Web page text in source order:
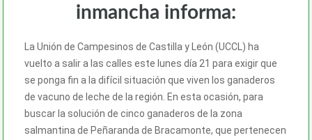
inmancha informa:
La Unión de Campesinos de Castilla y León (UCCL) ha
vuelto a salir a las calles este lunes día 21 para exigir que
se ponga fin a la difícil situación que viven los ganaderos
de vacuno de leche de la región. En esta ocasión, para
buscar la solución de cinco ganaderos de la zona
salmantina de Peñaranda de Bracamonte, que pertenecen